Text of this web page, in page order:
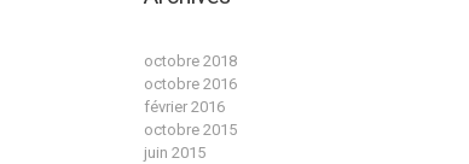
octobre 2018
octobre 2016
février 2016
octobre 2015
juin 2015